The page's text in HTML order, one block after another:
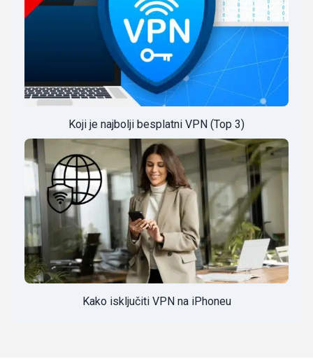
Koji je najbolji besplatni VPN (Top 3)
Kako isključiti VPN na iPhoneu